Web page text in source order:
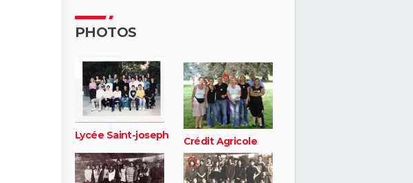
PHOTOS
Lycée Saint-joseph Crédit Agricole